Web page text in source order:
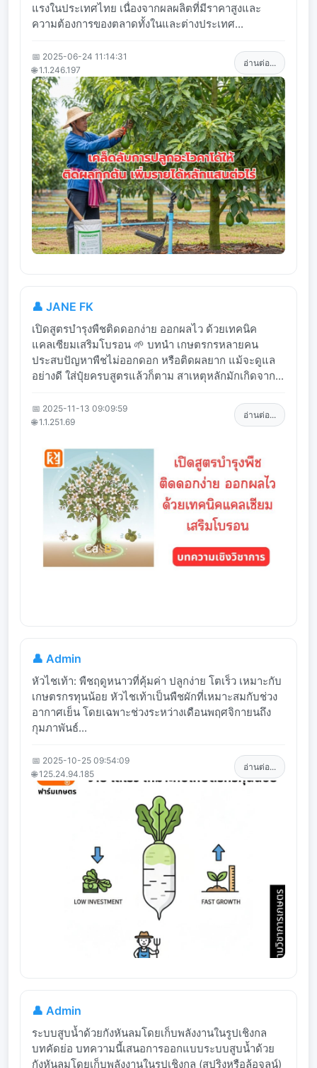
แรงในประเทศไทย เนื่องจากผลผลิตที่มีราคาสูงและ
ความต้องการของตลาดทั้งในและต่างประเทศ...
📅 2025-06-24 11:14:31
🌐 1.1.246.197
อ่านต่อ...
👤 JANE FK
เปิดสูตรบำรุงพืชติดดอกง่าย ออกผลไว ด้วยเทคนิค
แคลเซียมเสริมโบรอน 🌱 บทนำ เกษตรกรหลายคน
ประสบปัญหาพืชไม่ออกดอก หรือติดผลยาก แม้จะดูแล
อย่างดี ใส่ปุ๋ยครบสูตรแล้วก็ตาม สาเหตุหลักมักเกิดจาก...
📅 2025-11-13 09:09:59
🌐 1.1.251.69
อ่านต่อ...
👤 Admin
หัวไชเท้า: พืชฤดูหนาวที่คุ้มค่า ปลูกง่าย โตเร็ว เหมาะกับ
เกษตรกรทุนน้อย หัวไชเท้าเป็นพืชผักที่เหมาะสมกับช่วง
อากาศเย็น โดยเฉพาะช่วงระหว่างเดือนพฤศจิกายนถึง
กุมภาพันธ์...
📅 2025-10-25 09:54:09
🌐 125.24.94.185
อ่านต่อ...
👤 Admin
ระบบสูบน้ำด้วยกังหันลมโดยเก็บพลังงานในรูปเชิงกล
บทคัดย่อ บทความนี้เสนอการออกแบบระบบสูบน้ำด้วย
กังหันลมโดยเก็บพลังงานในรูปเชิงกล (สปริงหรือล้อจลน์)